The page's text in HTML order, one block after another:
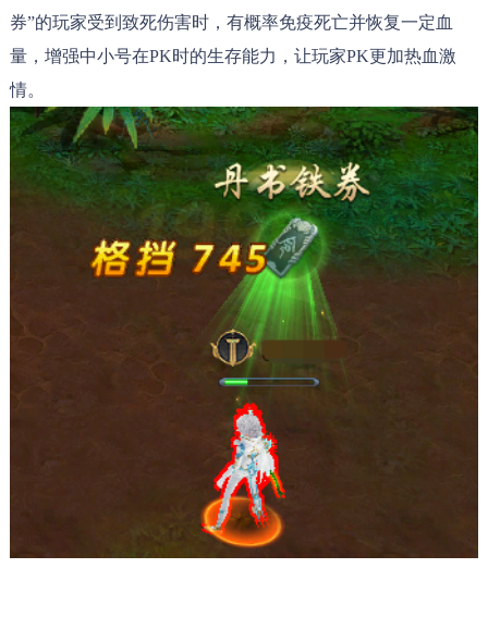
券”的玩家受到致死伤害时，有概率免疫死亡并恢复一定血
量，增强中小号在PK时的生存能力，让玩家PK更加热血激
情。